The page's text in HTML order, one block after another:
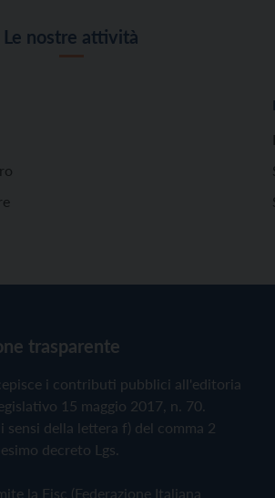
Le nostre attività
trasparente
i contributi pubblici all'editoria
15 maggio 2017, n. 70.
sensi della lettera f) del comma 2
decreto Lgs.
la Fisc (Federazione Italiana